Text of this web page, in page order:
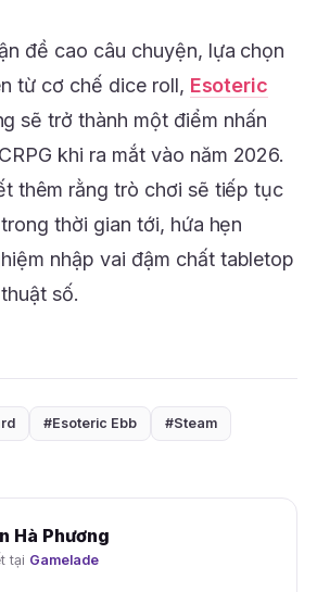
đề cao câu chuyện, lựa chọn
từ cơ chế dice roll, Esoteric
sẽ trở thành một điểm nhấn
khi ra mắt vào năm 2026.
thêm rằng trò chơi sẽ tiếp tục
thời gian tới, hứa hẹn
nhập vai đậm chất tabletop
số.
#Esoteric Ebb #Steam
Hà Phương
tại Gamelade